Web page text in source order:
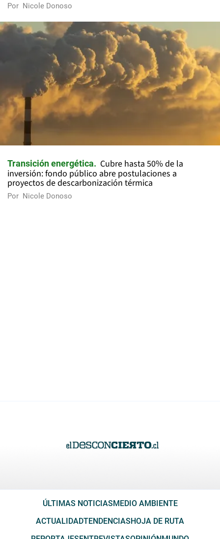
Por Nicole Donoso
Transición energética
Cubre hasta 50% de la
inversión: fondo público abre postulaciones a
proyectos de descarbonización térmica
Por Nicole Donoso
ÚLTIMAS NOTICIAS MEDIO AMBIENTE
ACTUALIDADTENDENCIAS HOJA DE RUTA